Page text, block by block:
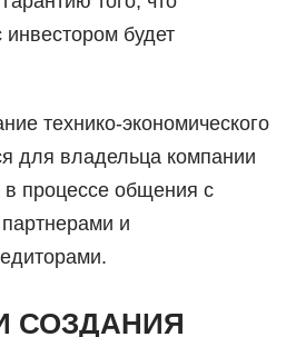
инвестором будет
технико-экономического
для владельца компании
процессе общения с
и
СОЗДАНИЯ